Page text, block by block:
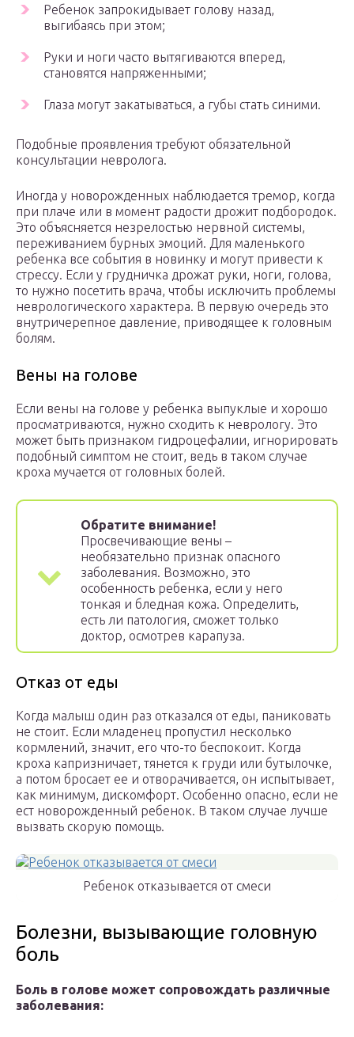
Ребенок запрокидывает голову назад,
выгибаясь при этом;
Руки и ноги часто вытягиваются вперед,
становятся напряженными;
Глаза могут закатываться, а губы стать синими.
Подобные проявления требуют обязательной
консультации невролога.
Иногда у новорожденных наблюдается тремор, когда
при плаче или в момент радости дрожит подбородок.
Это объясняется незрелостью нервной системы,
переживанием бурных эмоций. Для маленького
ребенка все события в новинку и могут привести к
стрессу. Если у грудничка дрожат руки, ноги, голова,
то нужно посетить врача, чтобы исключить проблемы
неврологического характера. В первую очередь это
внутричерепное давление, приводящее к головным
болям.
Вены на голове
Если вены на голове у ребенка выпуклые и хорошо
просматриваются, нужно сходить к неврологу. Это
может быть признаком гидроцефалии, игнорировать
подобный симптом не стоит, ведь в таком случае
кроха мучается от головных болей.
Обратите внимание!
Просвечивающие вены –
необязательно признак опасного
заболевания. Возможно, это
особенность ребенка, если у него
тонкая и бледная кожа. Определить,
есть ли патология, сможет только
доктор, осмотрев карапуза.
Отказ от еды
Когда малыш один раз отказался от еды, паниковать
не стоит. Если младенец пропустил несколько
кормлений, значит, его что-то беспокоит. Когда
кроха капризничает, тянется к груди или бутылочке,
а потом бросает ее и отворачивается, он испытывает,
как минимум, дискомфорт. Особенно опасно, если не
ест новорожденный ребенок. В таком случае лучше
вызвать скорую помощь.
Ребенок отказывается от смеси
Болезни, вызывающие головную
боль
Боль в голове может сопровождать различные
заболевания: